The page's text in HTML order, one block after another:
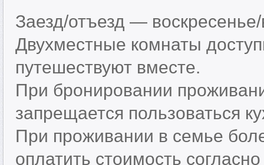
Заезд/отъезд —
Двухместные комнаты
путешествуют вместе.
При бронировании
запрещается пользоваться
При проживании в семье
оплатить стоимость